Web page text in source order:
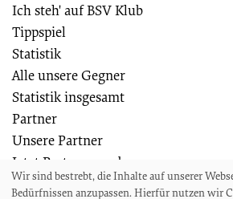
Ich steh' auf BSV Klub
Tippspiel
Statistik
Alle unsere Gegner
Statistik insgesamt
Partner
Unsere Partner
Jetzt Partner werden
Weiteres
Wir sind bestrebt, die Inhalte auf unserer
Bedürfnissen anzupassen. Hierfür nutzen wir